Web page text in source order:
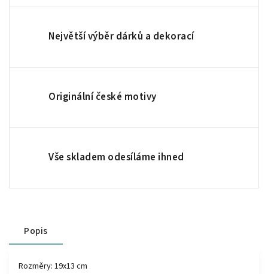
Největší výběr dárků a dekorací
Originální české motivy
Vše skladem odesíláme ihned
Popis
Rozměry: 19x13 cm